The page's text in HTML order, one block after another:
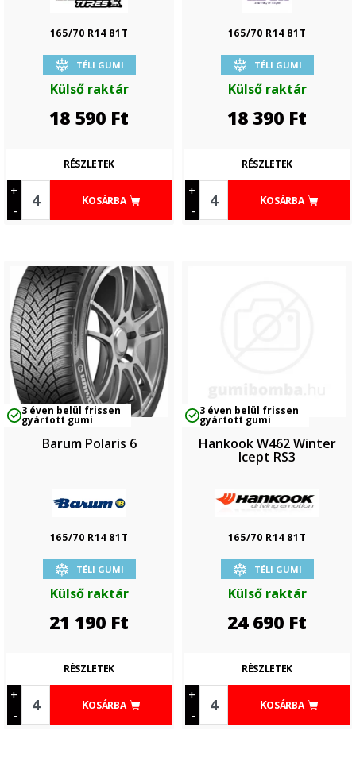
165/70 R14 81T
TÉLI GUMI
Külső raktár
18 590 Ft
+
-
KOSÁRBA
RÉSZLETEK
165/70 R14 81T
TÉLI GUMI
Külső raktár
18 390 Ft
+
-
KOSÁRBA
RÉSZLETEK
3 éven belül frissen
gyártott gumi
Barum Polaris 6
165/70 R14 81T
TÉLI GUMI
Külső raktár
21 190 Ft
+
-
KOSÁRBA
RÉSZLETEK
3 éven belül frissen
gyártott gumi
Hankook W462 Winter
Icept RS3
165/70 R14 81T
TÉLI GUMI
Külső raktár
24 690 Ft
+
-
KOSÁRBA
RÉSZLETEK